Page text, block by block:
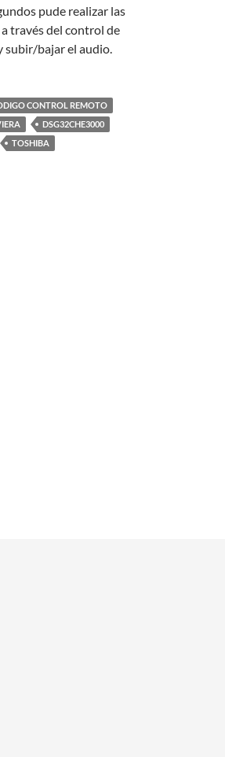
pude realizar las
través del control de
subir/bajar el audio.
CONTROL REMOTO
DSG32CHE3000
TOSHIBA